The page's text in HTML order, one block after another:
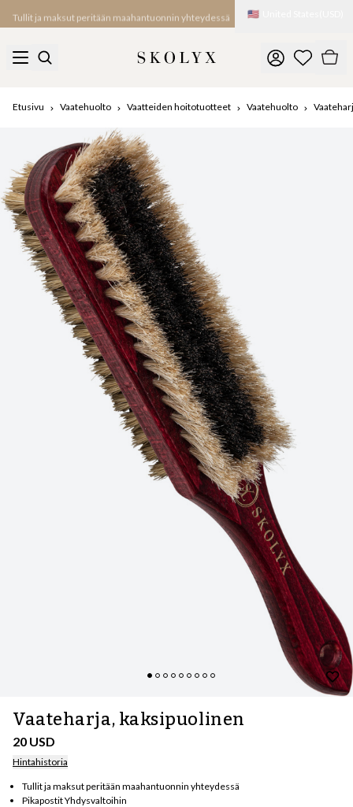
Tullit ja maksut peritään maahantuonnin yhteydessä 🇺🇸
Etusivu Vaatehuolto Vaatteiden hoitotuotteet Vaatehuolto
Vaateharja, kaksipuolinen
20 USD
Hintahistoria
Tullit ja maksut peritään maahantuonnin yhteydessä
Pikapostit Yhdysvaltoihin